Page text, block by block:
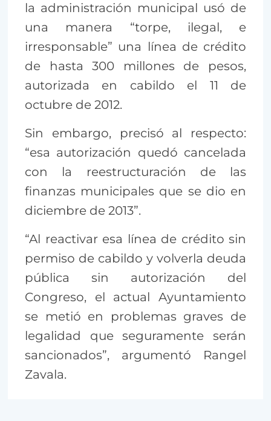
la administración municipal usó de
una manera “torpe, ilegal, e
irresponsable” una línea de crédito
de hasta 300 millones de pesos,
autorizada en cabildo el 11 de
octubre de 2012.
Sin embargo, precisó al respecto:
“esa autorización quedó cancelada
con la reestructuración de las
finanzas municipales que se dio en
diciembre de 2013”.
“Al reactivar esa línea de crédito sin
permiso de cabildo y volverla deuda
pública sin autorización del
Congreso, el actual Ayuntamiento
se metió en problemas graves de
legalidad que seguramente serán
sancionados”, argumentó Rangel
Zavala.